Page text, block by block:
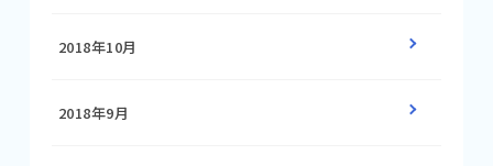
2018年10月
2018年9月